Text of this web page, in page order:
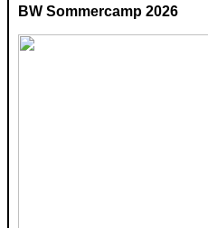
BW Sommercamp 2026